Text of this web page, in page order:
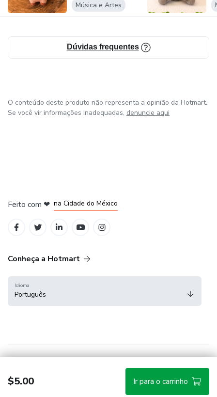
Música e Artes
Dúvidas frequentes
$5.00 Ir para o carrinho
O conteúdo deste produto não representa a opinião da Hotmart.
Se você vir informações inadequadas, denuncie aqui
Feito com ❤ na Cidade do México
Conheça a Hotmart
Idioma
Português
Hotmart — 2011-2026 © Todos os direitos reservados.